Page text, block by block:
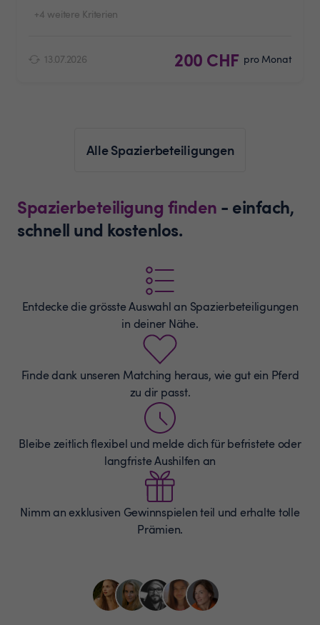
+4 weitere Kriterien
13.07.2026 200 CHF pro Monat
Alle Spazierbeteiligungen
Spazierbeteiligung finden - einfach,
schnell und kostenlos.
Entdecke die grösste Auswahl an Spazierbeteiligungen
in deiner Nähe.
Finde dank unseren Matching heraus, wie gut ein Pferd
zu dir passt.
Bleibe zeitlich flexibel und melde dich für befristete oder
langfriste Aushilfen an
Nimm an exklusiven Gewinnspielen teil und erhalte tolle
Prämien.